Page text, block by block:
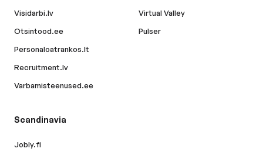
Visidarbi.lv
Otsintood.ee
Personaloatrankos.lt
Recruitment.lv
Varbamisteenused.ee
Virtual Valley
Pulser
Scandinavia
Jobly.fi